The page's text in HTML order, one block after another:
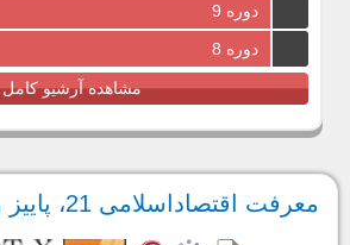
دوره 9
دوره 8
مشاهده آرشیو کامل
معرفت اقتصاداسلامی 21، پاییز و زمستان 1398